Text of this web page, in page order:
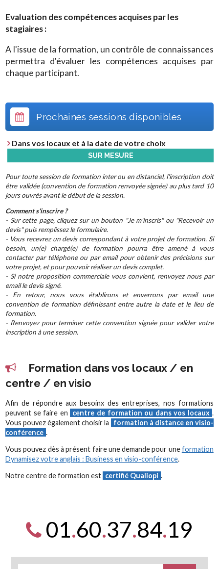
Evaluation des compétences acquises par les
stagiaires :
A l'issue de la formation, un contrôle de connaissances
permettra d'évaluer les compétences acquises par
chaque participant.
Prochaines sessions disponibles
Dans vos locaux et à la date de votre choix
SUR MESURE
Pour toute session de formation inter ou en distanciel, l'inscription doit
être validée (convention de formation renvoyée signée) au plus tard 10
jours ouvrés avant le début de la session.
Comment s'inscrire ?
- Sur cette page, cliquez sur un bouton "Je m'inscris" ou "Recevoir un
devis" puis remplissez le formulaire.
- Vous recevrez un devis correspondant à votre projet de formation. Si
besoin, un(e) chargé(e) de formation pourra être amené à vous
contacter par téléphone ou par email pour obtenir des précisions sur
votre projet, et pour pouvoir réaliser un devis complet.
- Si notre proposition commerciale vous convient, renvoyez nous par
email le devis signé.
- En retour, nous vous établirons et enverrons par email une
convention de formation définissant entre autre la date et le lieu de
formation.
- Renvoyez pour terminer cette convention signée pour valider votre
inscription à une session.
Formation dans vos locaux / en
centre / en visio
Afin de répondre aux besoinx des entreprises, nos formations
peuvent se faire en
centre de formation ou dans vos locaux .
Vous pouvez également choisir la
formation à distance en visio-
conférence .
Vous pouvez dès à présent faire une demande pour uneformation
Dynamisez votre anglais : Business en visio-conférence.
Notre centre de formation est certifié Qualiopi .
01.60.37.84.19